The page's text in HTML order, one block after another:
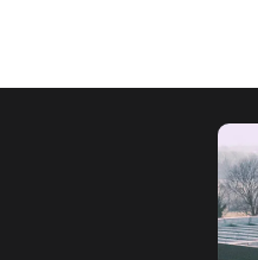
сайта и даю свое согласие на
сообщений (в том числе